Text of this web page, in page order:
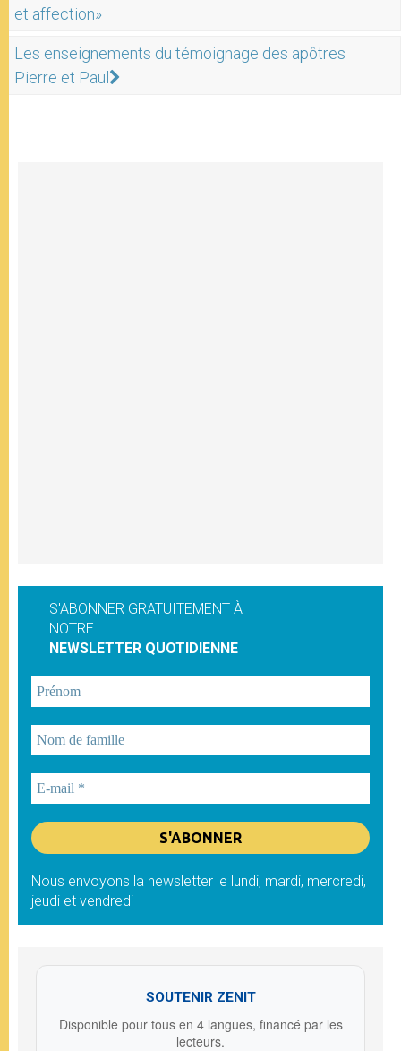
et affection»
Les enseignements du témoignage des apôtres
Pierre et Paul
S'ABONNER GRATUITEMENT À
NOTRE
NEWSLETTER QUOTIDIENNE
Nous envoyons la newsletter le lundi, mardi, mercredi,
jeudi et vendredi
SOUTENIR ZENIT
Disponible pour tous en 4 langues, financé par les
lecteurs.